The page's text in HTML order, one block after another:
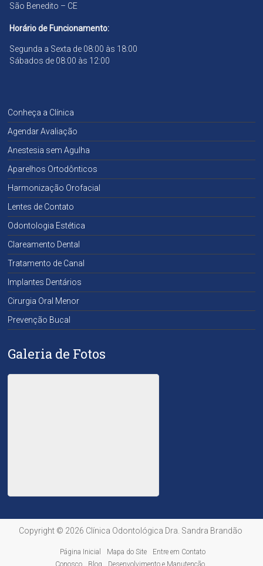
São Benedito – CE
Horário de Funcionamento:
Segunda a Sexta de 08:00 às 18:00
Sábados de 08:00 às 12:00
Conheça a Clínica
Agendar Avaliação
Anestesia sem Agulha
Aparelhos Ortodônticos
Harmonização Orofacial
Lentes de Contato
Odontologia Estética
Clareamento Dental
Tratamento de Canal
Implantes Dentários
Cirurgia Oral Menor
Prevenção Bucal
Galeria de Fotos
Copyright © 2026 Clínica Odontológica Dra. Sandra Brandão
Página Inicial Mapa do Site
Entre em Contato